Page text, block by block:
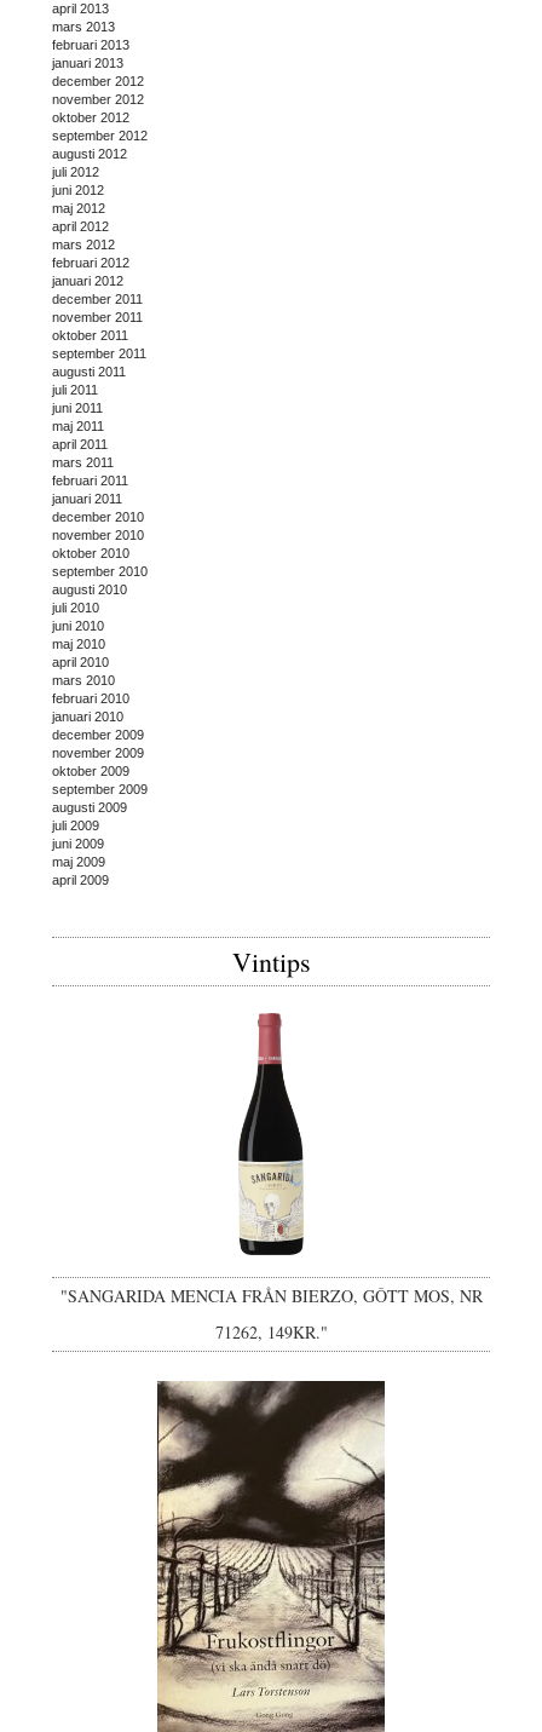
april 2013
mars 2013
februari 2013
januari 2013
december 2012
november 2012
oktober 2012
september 2012
augusti 2012
juli 2012
juni 2012
maj 2012
april 2012
mars 2012
februari 2012
januari 2012
december 2011
november 2011
oktober 2011
september 2011
augusti 2011
juli 2011
juni 2011
maj 2011
april 2011
mars 2011
februari 2011
januari 2011
december 2010
november 2010
oktober 2010
september 2010
augusti 2010
juli 2010
juni 2010
maj 2010
april 2010
mars 2010
februari 2010
januari 2010
december 2009
november 2009
oktober 2009
september 2009
augusti 2009
juli 2009
juni 2009
maj 2009
april 2009
Vintips
"SANGARIDA MENCIA FRÅN BIERZO, GÔTT MOS, NR
71262, 149KR."